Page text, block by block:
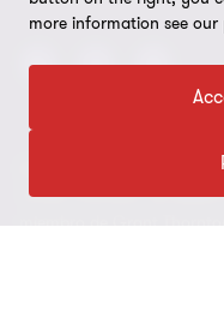
© 2026 Grant Thornton
'Grant Thornton' se
more information see